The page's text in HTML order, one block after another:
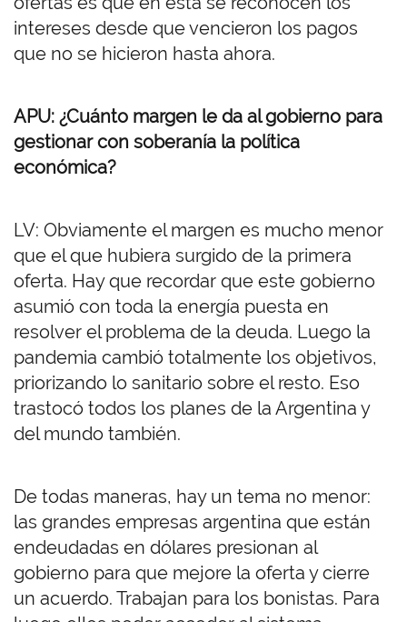
intereses desde que vencieron los pagos
que no se hicieron hasta ahora.
APU: ¿Cuánto margen le da al gobierno para
gestionar con soberanía la política
económica?
LV: Obviamente el margen es mucho menor
que el que hubiera surgido de la primera
oferta. Hay que recordar que este gobierno
asumió con toda la energía puesta en
resolver el problema de la deuda. Luego la
pandemia cambió totalmente los objetivos,
priorizando lo sanitario sobre el resto. Eso
trastocó todos los planes de la Argentina y
del mundo también.
De todas maneras, hay un tema no menor:
las grandes empresas argentina que están
endeudadas en dólares presionan al
gobierno para que mejore la oferta y cierre
un acuerdo. Trabajan para los bonistas. Para